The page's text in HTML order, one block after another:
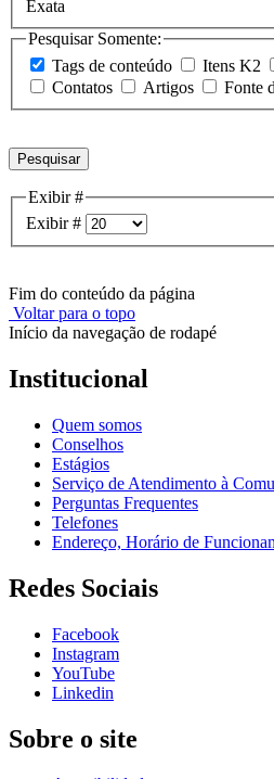
Exata
Pesquisar Somente:
Tags de conteúdo
Itens K2
Contatos
Artigos Fonte
Pesquisar
Exibir #
Exibir #
Fim do conteúdo da página
Voltar para o topo
Início da navegação de rodapé
Institucional
Quem somos
Conselhos
Estágios
Serviço de Atendimento à
Perguntas Frequentes
Telefones
Endereço, Horário de
Redes Sociais
Facebook
Instagram
YouTube
Linkedin
Sobre o site